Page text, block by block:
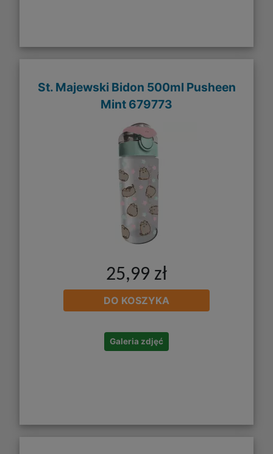
St. Majewski Bidon 500ml Pusheen
Mint 679773
25,99 zł
DO KOSZYKA
Galeria zdjęć